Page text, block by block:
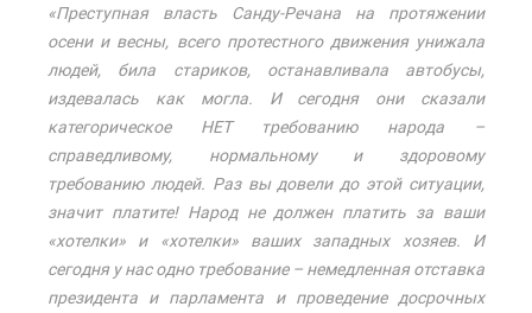
«Преступная власть Санду-Речана на протяжении
осени и весны, всего протестного движения унижала
людей, била стариков, останавливала автобусы,
издевалась как могла. И сегодня они сказали
категорическое НЕТ требованию народа –
справедливому, нормальному и здоровому
требованию людей. Раз вы довели до этой ситуации,
значит платите! Народ не должен платить за ваши
«хотелки» и «хотелки» ваших западных хозяев. И
сегодня у нас одно требование – немедленная отставка
президента и парламента и проведение досрочных